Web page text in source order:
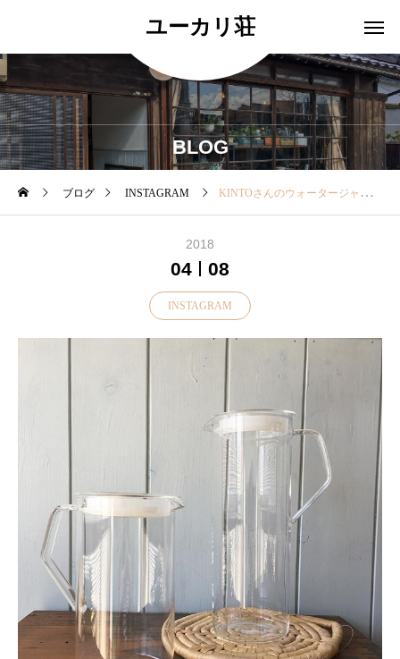
ユーカリ荘
BLOG
ブログ INSTAGRAM KINTOさんのウォータージャクが入荷いたしました！・・シンプルな構造でパッキンも取り外せとても洗いやすいく衛生的です。・・サイズは0.75L1.2Lの2サイズです。 ・#ユーカリ荘#セレクトショップ #ライフスタイルショップ#雑貨#ウォータージャグ#島根#松江##Portugal##KINTO
2018
04 08
INSTAGRAM